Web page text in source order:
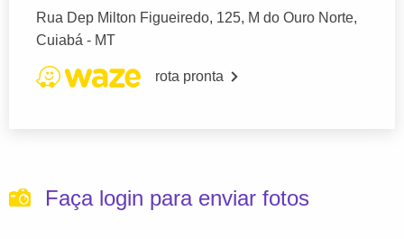
Rua Dep Milton Figueiredo, 125, M do Ouro Norte,
Cuiabá - MT
rota pronta
Faça login para enviar fotos